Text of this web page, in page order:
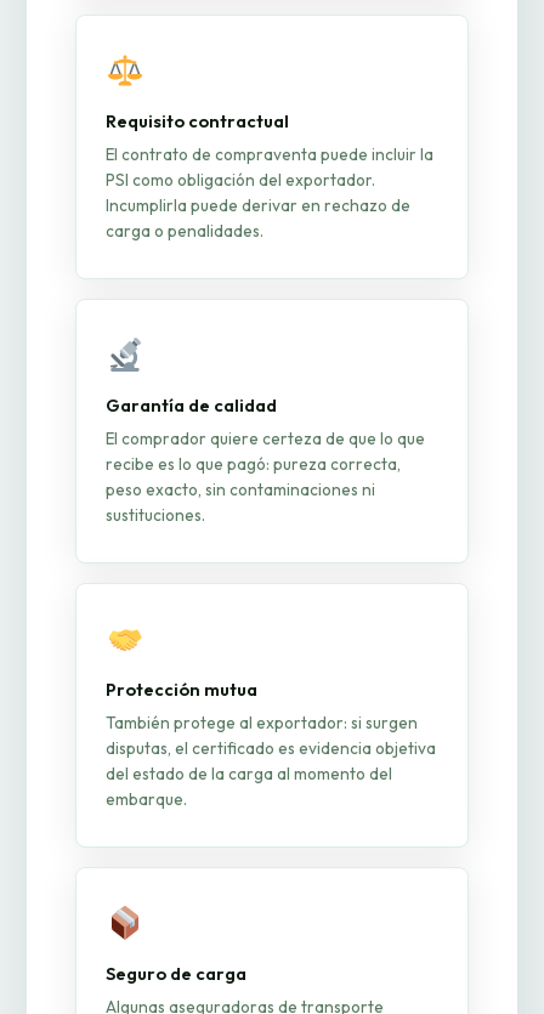
Requisito contractual
El contrato de compraventa puede incluir la
PSI como obligación del exportador.
Incumplirla puede derivar en rechazo de
carga o penalidades.
Garantía de calidad
El comprador quiere certeza de que lo que
recibe es lo que pagó: pureza correcta,
peso exacto, sin contaminaciones ni
sustituciones.
Protección mutua
También protege al exportador: si surgen
disputas, el certificado es evidencia objetiva
del estado de la carga al momento del
embarque.
Seguro de carga
Algunas aseguradoras de transporte